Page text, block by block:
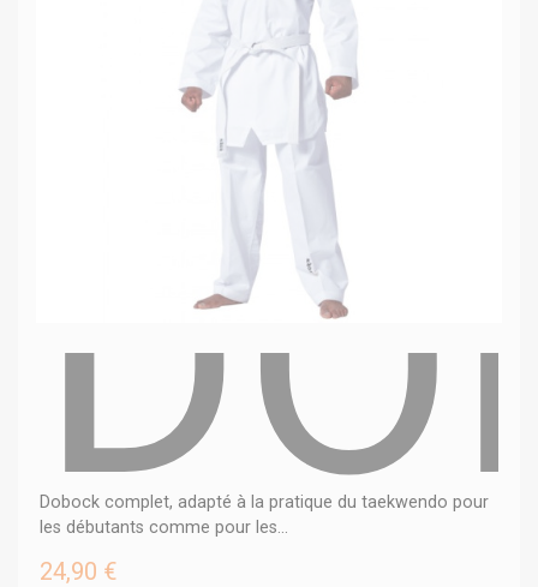
Dobock complet, adapté à la pratique du taekwendo pour
les débutants comme pour les...
24,90 €